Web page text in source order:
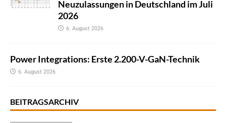
Neuzulassungen in Deutschland im Juli
2026
6. August 2026
Power Integrations: Erste 2.200-V-GaN-Technik
6. August 2026
BEITRAGSARCHIV